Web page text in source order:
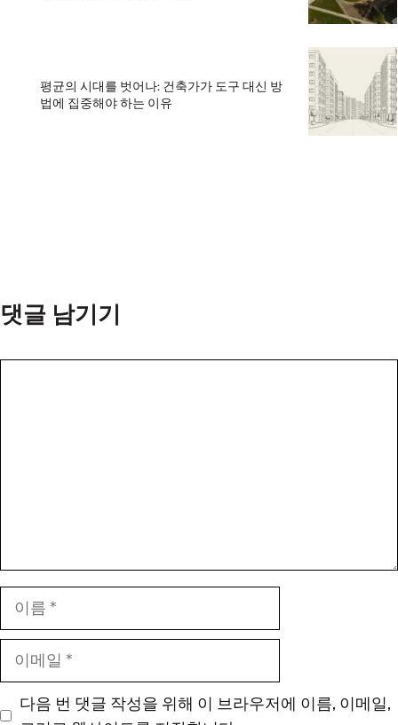
평균의 시대를 벗어나: 건축가가 도구 대신 방
법에 집중해야 하는 이유
댓글 남기기
다음 번 댓글 작성을 위해 이 브라우저에 이름, 이메일,